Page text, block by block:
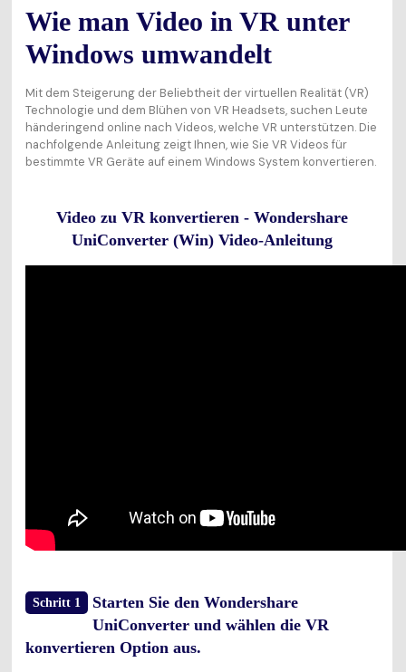
Wie man Video in VR unter
Windows umwandelt
Mit dem Steigerung der Beliebtheit der virtuellen Realität (VR)
Technologie und dem Blühen von VR Headsets, suchen Leute
händeringend online nach Videos, welche VR unterstützen. Die
nachfolgende Anleitung zeigt Ihnen, wie Sie VR Videos für
bestimmte VR Geräte auf einem Windows System konvertieren.
Video zu VR konvertieren - Wondershare
UniConverter (Win) Video-Anleitung
Schritt 1
Starten Sie den Wondershare
UniConverter und wählen die VR
konvertieren Option aus.